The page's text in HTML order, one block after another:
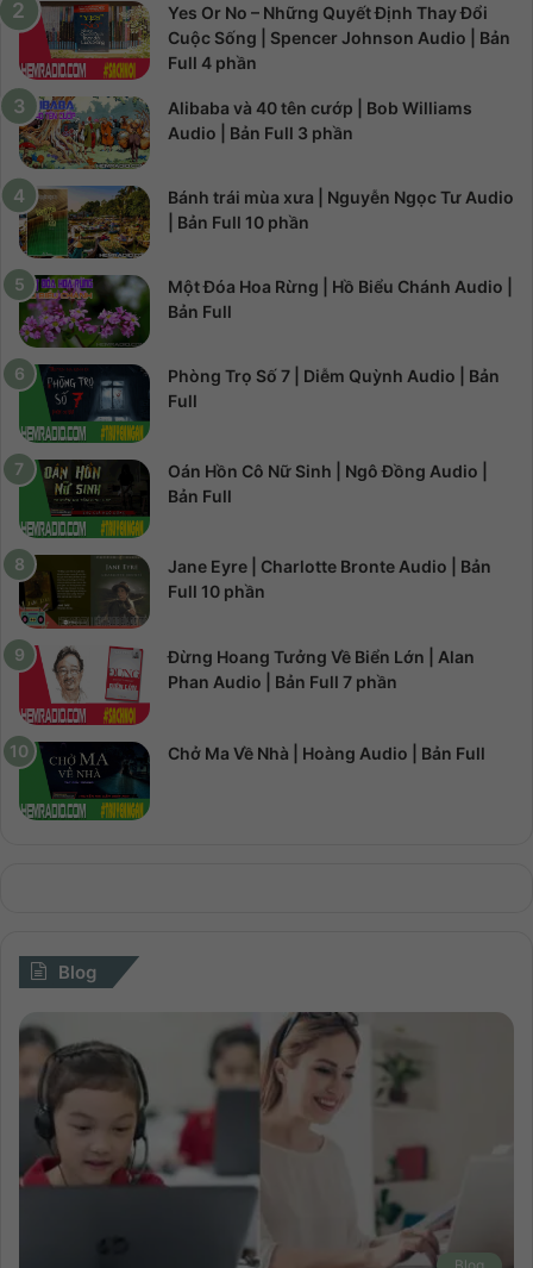
Yes Or No – Những Quyết Định Thay Đổi
Cuộc Sống | Spencer Johnson Audio | Bản
Full 4 phần
Alibaba và 40 tên cướp | Bob Williams
Audio | Bản Full 3 phần
Bánh trái mùa xưa | Nguyễn Ngọc Tư Audio
| Bản Full 10 phần
Một Đóa Hoa Rừng | Hồ Biểu Chánh Audio |
Bản Full
Phòng Trọ Số 7 | Diễm Quỳnh Audio | Bản
Full
Oán Hồn Cô Nữ Sinh | Ngô Đồng Audio |
Bản Full
Jane Eyre | Charlotte Bronte Audio | Bản
Full 10 phần
Đừng Hoang Tưởng Về Biển Lớn | Alan
Phan Audio | Bản Full 7 phần
Chở Ma Về Nhà | Hoàng Audio | Bản Full
Blog